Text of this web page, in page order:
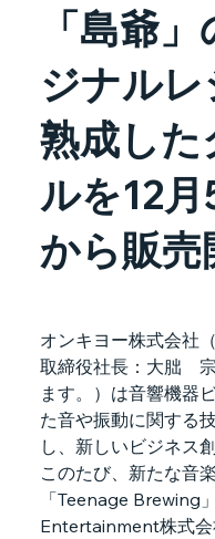
「島爺
ジナル
熟成し
ルを12
から販売
オンキヨー株式会社
取締役社長：大朏　
ます。）は音響機器
た音や振動に関する
し、新しいビジネス
このたび、新たな音
「Teenage Brewing
Entertainment株式会